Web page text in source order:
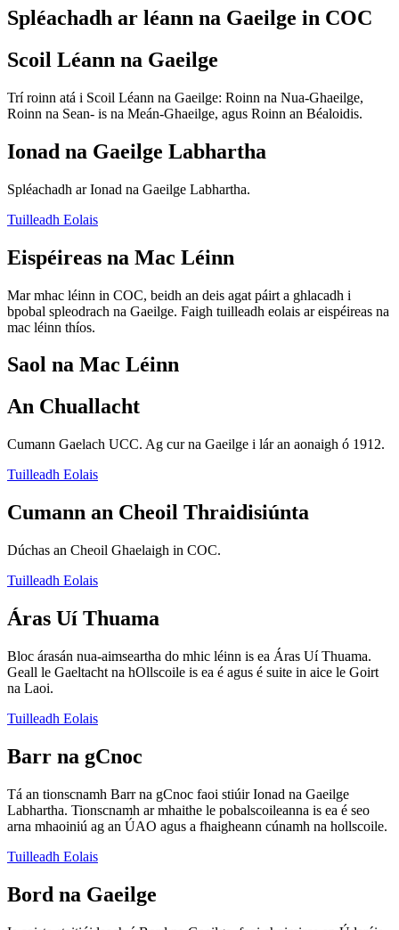
Spléachadh ar léann na Gaeilge in COC
Scoil Léann na Gaeilge
Trí roinn atá i Scoil Léann na Gaeilge: Roinn na Nua-Ghaeilge,
Roinn na Sean- is na Meán-Ghaeilge, agus Roinn an Béaloidis.
Ionad na Gaeilge Labhartha
Spléachadh ar Ionad na Gaeilge Labhartha.
Tuilleadh Eolais
Eispéireas na Mac Léinn
Mar mhac léinn in COC, beidh an deis agat páirt a ghlacadh i
bpobal spleodrach na Gaeilge. Faigh tuilleadh eolais ar eispéireas na
mac léinn thíos.
Saol na Mac Léinn
An Chuallacht
Cumann Gaelach UCC. Ag cur na Gaeilge i lár an aonaigh ó 1912.
Tuilleadh Eolais
Cumann an Cheoil Thraidisiúnta
Dúchas an Cheoil Ghaelaigh in COC.
Tuilleadh Eolais
Áras Uí Thuama
Bloc árasán nua-aimseartha do mhic léinn is ea Áras Uí Thuama.
Geall le Gaeltacht na hOllscoile is ea é agus é suite in aice le Goirt
na Laoi.
Tuilleadh Eolais
Barr na gCnoc
Tá an tionscnamh Barr na gCnoc faoi stiúir Ionad na Gaeilge
Labhartha. Tionscnamh ar mhaithe le pobalscoileanna is ea é seo
arna mhaoiniú ag an ÚAO agus a fhaigheann cúnamh na hollscoile.
Tuilleadh Eolais
Bord na Gaeilge